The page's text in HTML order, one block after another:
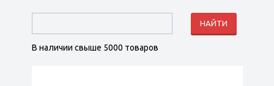
В наличии свыше 5000 товаров